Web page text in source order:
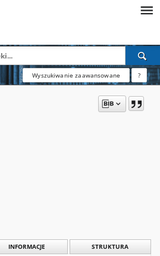
Wyszukiwanie zaawansowane ?
INFORMACJE STRUKTURA